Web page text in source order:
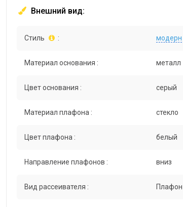
Внешний вид:
Стиль : модерн
Материал основания : металл
Цвет основания : серый
Материал плафона : стекло
Цвет плафона : белый
Направление плафонов : вниз
Вид рассеивателя : Плафон